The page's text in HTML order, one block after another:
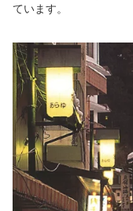
ています。